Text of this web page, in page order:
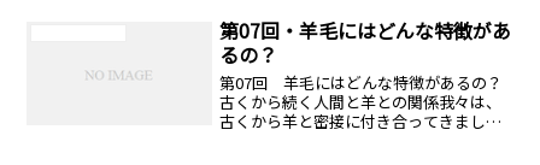
芯地とは、その漢...
第07回・羊毛にはどんな特徴があ
るの？
第07回 羊毛にはどんな特徴があるの？
古くから続く人間と羊との関係我々は、
古くから羊と密接に付き合ってきまし